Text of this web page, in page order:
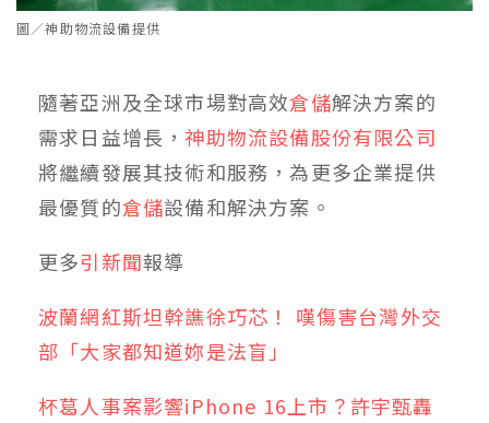
圖／神助物流設備提供
隨著亞洲及全球市場對高效倉儲解決方案的
需求日益增長，神助物流設備股份有限公司
將繼續發展其技術和服務，為更多企業提供
最優質的倉儲設備和解決方案。
更多引新聞報導
波蘭網紅斯坦幹譙徐巧芯！ 嘆傷害台灣外交
部「大家都知道妳是法盲」
杯葛人事案影響iPhone 16上市？許宇甄轟